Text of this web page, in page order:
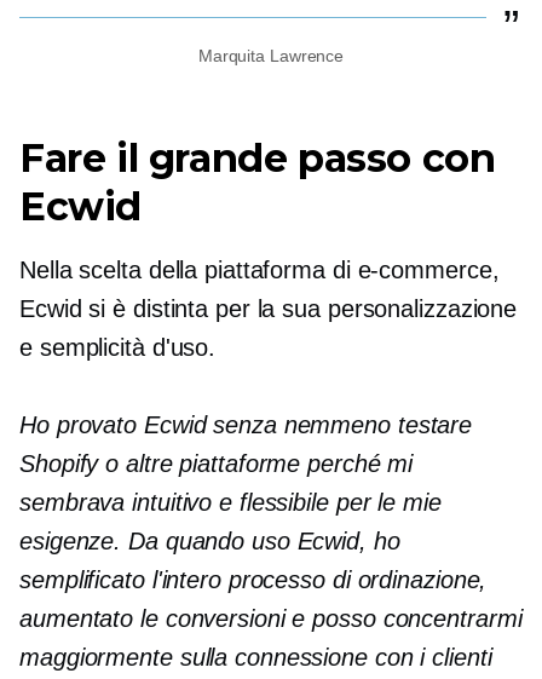
Marquita Lawrence
Fare il grande passo con
Ecwid
Nella scelta della piattaforma di e-commerce,
Ecwid si è distinta per la sua personalizzazione
e semplicità d'uso.
Ho provato Ecwid senza nemmeno testare
Shopify o altre piattaforme perché mi
sembrava intuitivo e flessibile per le mie
esigenze. Da quando uso Ecwid, ho
semplificato l'intero processo di ordinazione,
aumentato le conversioni e posso concentrarmi
maggiormente sulla connessione con i clienti